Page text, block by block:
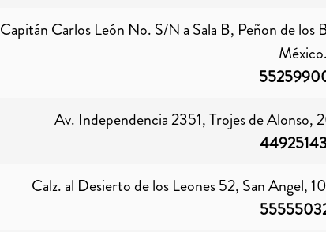
Capitán Carlos León No. S/N a Sala B, Peñon de
México.
Av. Independencia 2351, Trojes de Alonso,
Calz. al Desierto de los Leones 52, San Angel,